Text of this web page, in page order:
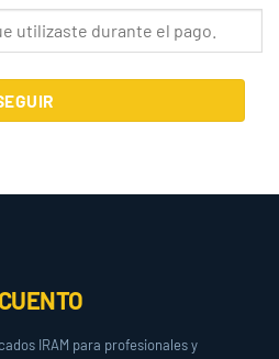
IRAM para profesionales y